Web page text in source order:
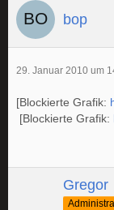
bop
29. Januar 2010 um
[Blockierte Grafik:
[Blockierte Grafik:
Gregor